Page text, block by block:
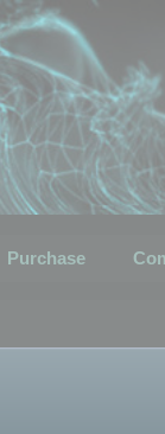
Purchase